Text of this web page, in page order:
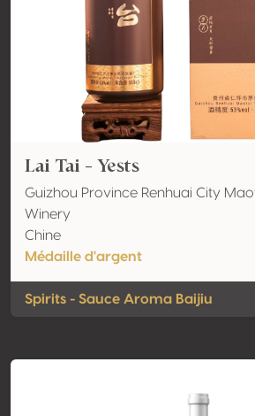
Lai Tai - Yests
Guizhou Province Renhuai City
Winery
Chine
Médaille d'argent
Spirits - Sauce Aroma Baijiu